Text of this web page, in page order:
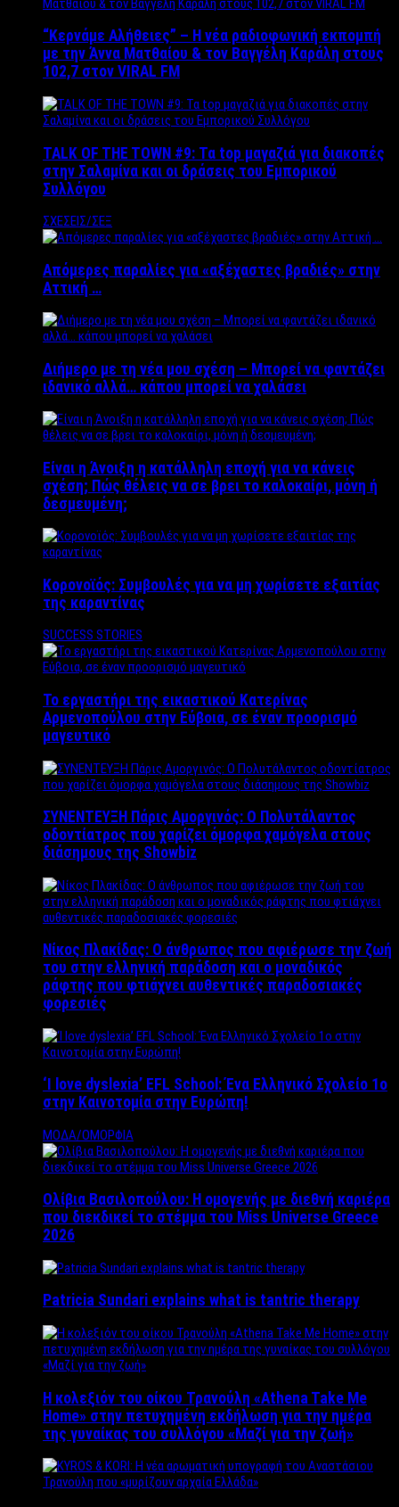
“Kερνάμε Αλήθειες” – Η νέα ραδιοφωνική εκπομπή
με την Άννα Ματθαίου & τον Βαγγέλη Καράλη στους
102,7 στον VIRAL FM
TALK OF THE TOWN #9: Τα top μαγαζιά για διακοπές
στην Σαλαμίνα και οι δράσεις του Εμπορικού
Συλλόγου
ΣΧΕΣΕΙΣ/ΣΕΞ
Απόμερες παραλίες για «αξέχαστες βραδιές» στην
Αττική …
Διήμερο με τη νέα μου σχέση – Μπορεί να φαντάζει
ιδανικό αλλά… κάπου μπορεί να χαλάσει
Είναι η Άνοιξη η κατάλληλη εποχή για να κάνεις
σχέση; Πώς θέλεις να σε βρει το καλοκαίρι, μόνη ή
δεσμευμένη;
Κορονοϊός: Συμβουλές για να μη χωρίσετε εξαιτίας
της καραντίνας
SUCCESS STORIES
Το εργαστήρι της εικαστικού Κατερίνας
Αρμενοπούλου στην Εύβοια, σε έναν προορισμό
μαγευτικό
ΣΥΝΕΝΤΕΥΞΗ Πάρις Αμοργινός: O Πολυτάλαντος
οδοντίατρος που χαρίζει όμορφα χαμόγελα στους
διάσημους της Showbiz
Νίκος Πλακίδας: O άνθρωπος που αφιέρωσε την ζωή
του στην ελληνική παράδοση και ο μοναδικός
ράφτης που φτιάχνει αυθεντικές παραδοσιακές
φορεσιές
‘Ι love dyslexia’ EFL School: Ένα Ελληνικό Σχολείo 1ο
στην Καινοτομία στην Ευρώπη!
ΜΟΔΑ/ΟΜΟΡΦΙΑ
Ολίβια Βασιλοπούλου: Η ομογενής με διεθνή καριέρα
που διεκδικεί το στέμμα του Miss Universe Greece
2026
Patricia Sundari explains what is tantric therapy
Η κολεξιόν του οίκου Τρανούλη «Athena Take Me
Home» στην πετυχημένη εκδήλωση για την ημέρα
της γυναίκας του συλλόγου «Μαζί για την ζωή»